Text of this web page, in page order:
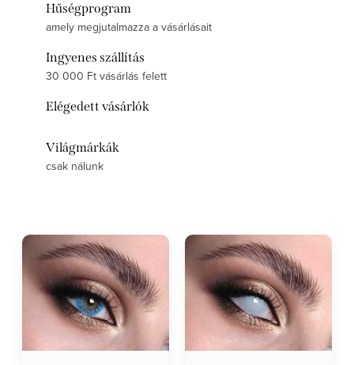
Hűségprogram
amely megjutalmazza a vásárlásait
Ingyenes szállítás
30 000 Ft vásárlás felett
Elégedett vásárlók
Világmárkák
csak nálunk